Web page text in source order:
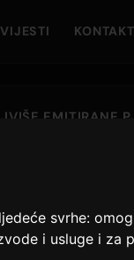
svrhe:
i usluge i za
VIJESTI KONTAKT
EMITIRANE
NOT CUTE
ILLIT